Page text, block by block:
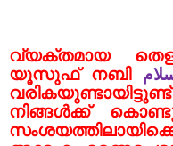
വ്യക്തമായ
യൂസുഫ് നബി
നിങ്ങൾക്ക്